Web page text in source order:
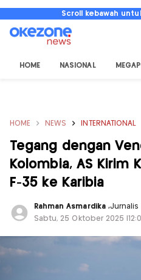
Scroll kebawah
HOME NASIONAL
HOME NEWS INTERNATIONAL
Tegang dengan
Kolombia, AS Kirim
F-35 ke Karibia
Rahman Asmardika ,Jurnalis
Sabtu, 25 Oktober 2025